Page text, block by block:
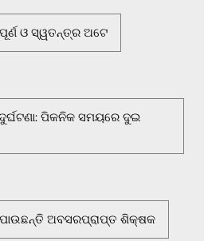
ଓ ସ୍ୱତନ୍ତ୍ର ଅଟେ
ପିକନିକ ସମୟରେ ଦୁଇ
ପାଉଛନ୍ତି ଅବସରପ୍ରାପ୍ତ ଶିକ୍ଷକ